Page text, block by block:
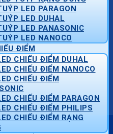
LED PARAGON
LED DUHAL
LED PANASONIC
LED NANOCO
ĐIỂM
CHIẾU ĐIỂM DUHAL
CHIẾU ĐIỂM NANOCO
CHIẾU ĐIỂM
CHIẾU ĐIỂM PARAGON
CHIẾU ĐIỂM PHILIPS
CHIẾU ĐIỂM RẠNG